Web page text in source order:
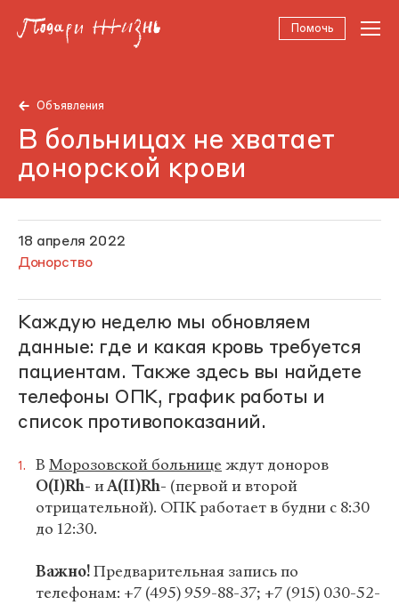
Помочь
Объявления
В больницах не хватает
донорской крови
18 апреля 2022
Донорство
Каждую неделю мы обновляем
данные: где и какая кровь требуется
пациентам. Также здесь вы найдете
телефоны ОПК, график работы и
список противопоказаний.
В Морозовской больнице ждут доноров
О(I)Rh- иА(II)Rh- (первой и второй
отрицательной). ОПК работает в будни с 8:30
до 12:30.
Важно!Предварительная запись по
телефонам: +7 (495) 959-88-37; +7 (915) 030-52-